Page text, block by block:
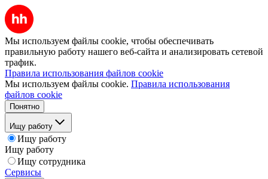
Мы используем файлы cookie, чтобы обеспечивать
правильную работу нашего веб-сайта и анализировать сетевой
трафик.
Правила использования файлов cookie
Мы используем файлы cookie. Правила использования
файлов cookie
Понятно
Ищу работу
Ищу работу
Ищу работу
Ищу сотрудника
Сервисы